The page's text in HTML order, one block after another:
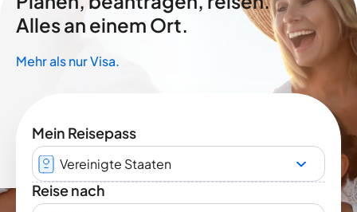
Alles an einem Ort.
Mehr als nur Visa.
Mein Reisepass
Vereinigte Staaten
Reise nach